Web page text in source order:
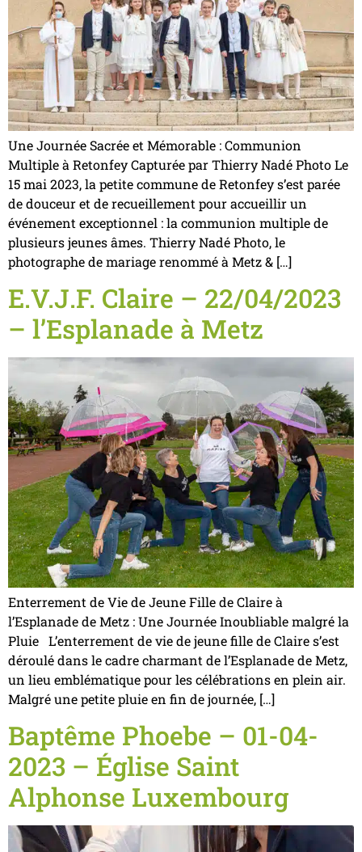
Une Journée Sacrée et Mémorable : Communion
Multiple à Retonfey Capturée par Thierry Nadé Photo Le
15 mai 2023, la petite commune de Retonfey s’est parée
de douceur et de recueillement pour accueillir un
événement exceptionnel : la communion multiple de
plusieurs jeunes âmes. Thierry Nadé Photo, le
photographe de mariage renommé à Metz & […]
E.V.J.F. Claire – 22/04/2023
– l’Esplanade à Metz
Enterrement de Vie de Jeune Fille de Claire à
l’Esplanade de Metz : Une Journée Inoubliable malgré la
Pluie L’enterrement de vie de jeune fille de Claire s’est
déroulé dans le cadre charmant de l’Esplanade de Metz,
un lieu emblématique pour les célébrations en plein air.
Malgré une petite pluie en fin de journée, […]
Baptême Phoebe – 01-04-
2023 – Église Saint
Alphonse Luxembourg